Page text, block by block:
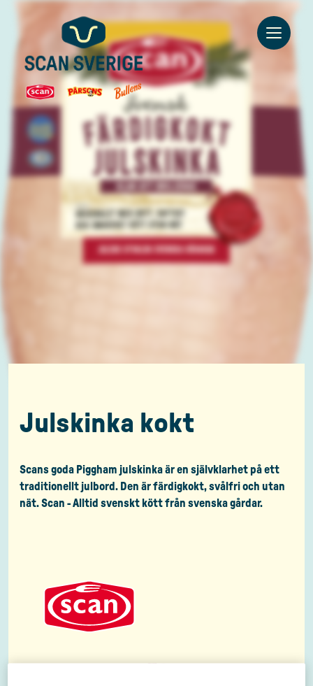
Go to main content
Julskinka kokt
Scans goda Piggham julskinka är en självklarhet på ett
traditionellt julbord. Den är färdigkokt, svålfri och utan
nät. Scan - Alltid svenskt kött från svenska gårdar.